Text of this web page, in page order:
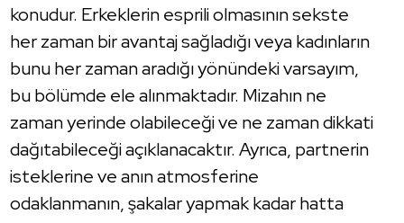
konudur. Erkeklerin esprili olmasının sekste
her zaman bir avantaj sağladığı veya kadınların
bunu her zaman aradığı yönündeki varsayım,
bu bölümde ele alınmaktadır. Mizahın ne
zaman yerinde olabileceği ve ne zaman dikkati
dağıtabileceği açıklanacaktır. Ayrıca, partnerin
isteklerine ve anın atmosferine
odaklanmanın, şakalar yapmak kadar hatta